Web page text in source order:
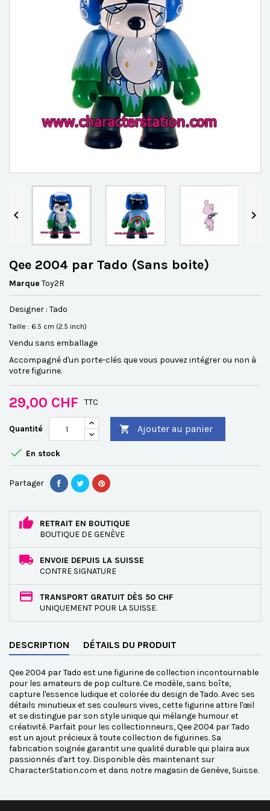
 
Qee 2004 par Tado (Sans boite)
Marque Toy2R
Designer : Tado
Taille : 6.5 cm (2.5 inch)
Vendu sans emballage
Accompagné d'un porte-clés que vous pouvez intégrer ou non à
votre figurine.
29,00 CHF TTC
Quantité  Ajouter au panier
 En stock
Partager
RETRAIT EN BOUTIQUE
BOUTIQUE DE GENÈVE
ENVOIE DEPUIS LA SUISSE
CONTRE SIGNATURE
TRANSPORT GRATUIT DÈS 50 CHF
UNIQUEMENT POUR LA SUISSE.
DESCRIPTION DÉTAILS DU PRODUIT
Qee 2004 par Tado est une figurine de collection incontournable
pour les amateurs de pop culture. Ce modèle, sans boîte,
capture l'essence ludique et colorée du design de Tado. Avec ses
détails minutieux et ses couleurs vives, cette figurine attire l'œil
et se distingue par son style unique qui mélange humour et
créativité. Parfait pour les collectionneurs, Qee 2004 par Tado
est un ajout précieux à toute collection de figurines. Sa
fabrication soignée garantit une qualité durable qui plaira aux
passionnés d'art toy. Disponible dès maintenant sur
CharacterStation.com et dans notre magasin de Genève, Suisse.